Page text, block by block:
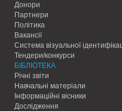
Донори
Партнери
Політика
Вакансії
Система візуальної
Тендери/конкурси
БІБЛІОТЕКА
Річні звіти
Навчальні матеріали
Інформаційні вісники
Дослідження